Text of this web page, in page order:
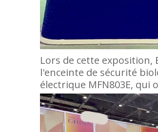
Lors de cette exposition,
l'enceinte de sécurité
électrique MFN803E,